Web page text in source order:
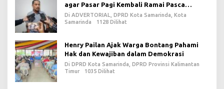
agar Pasar Pagi Kembali Ramai Pasca
Revitalisasi
Di ADVERTORIAL, DPRD Kota Samarinda, Kota
Samarinda
1128 Dilihat
Henry Pailan Ajak Warga Bontang Pahami
Hak dan Kewajiban dalam Demokrasi
Di DPRD Kota Samarinda, DPRD Provinsi Kalimantan
Timur
1035 Dilihat